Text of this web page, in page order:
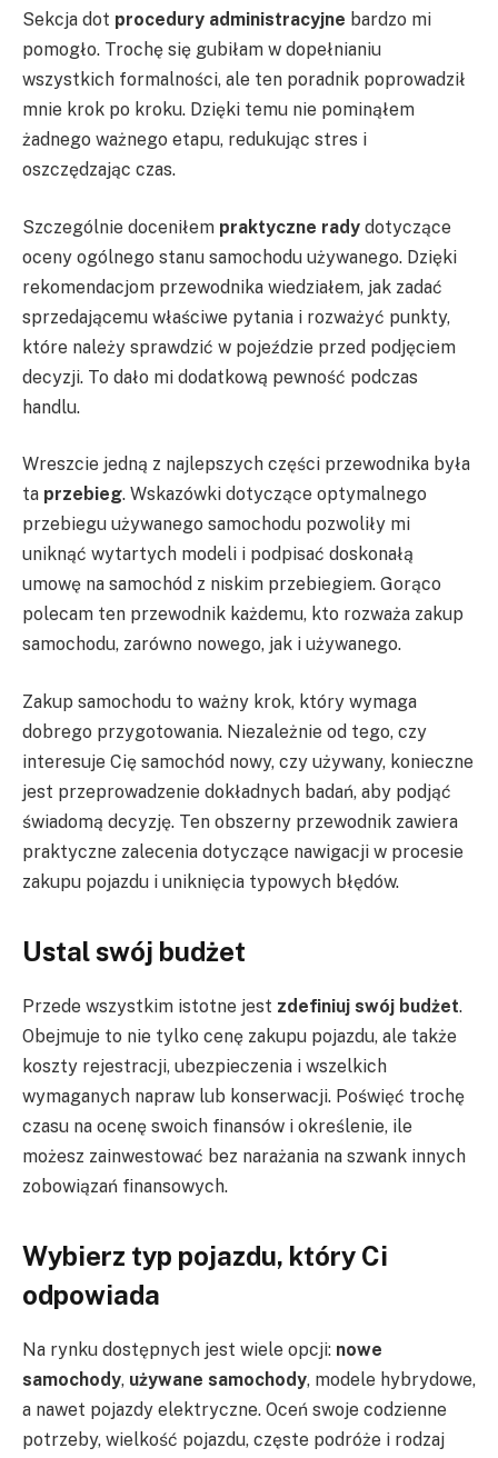
Sekcja dot procedury administracyjne bardzo mi
pomogło. Trochę się gubiłam w dopełnianiu
wszystkich formalności, ale ten poradnik poprowadził
mnie krok po kroku. Dzięki temu nie pominąłem
żadnego ważnego etapu, redukując stres i
oszczędzając czas.
Szczególnie doceniłem praktyczne rady dotyczące
oceny ogólnego stanu samochodu używanego. Dzięki
rekomendacjom przewodnika wiedziałem, jak zadać
sprzedającemu właściwe pytania i rozważyć punkty,
które należy sprawdzić w pojeździe przed podjęciem
decyzji. To dało mi dodatkową pewność podczas
handlu.
Wreszcie jedną z najlepszych części przewodnika była
ta przebieg. Wskazówki dotyczące optymalnego
przebiegu używanego samochodu pozwoliły mi
uniknąć wytartych modeli i podpisać doskonałą
umowę na samochód z niskim przebiegiem. Gorąco
polecam ten przewodnik każdemu, kto rozważa zakup
samochodu, zarówno nowego, jak i używanego.
Zakup samochodu to ważny krok, który wymaga
dobrego przygotowania. Niezależnie od tego, czy
interesuje Cię samochód nowy, czy używany, konieczne
jest przeprowadzenie dokładnych badań, aby podjąć
świadomą decyzję. Ten obszerny przewodnik zawiera
praktyczne zalecenia dotyczące nawigacji w procesie
zakupu pojazdu i uniknięcia typowych błędów.
Ustal swój budżet
Przede wszystkim istotne jest zdefiniuj swój budżet.
Obejmuje to nie tylko cenę zakupu pojazdu, ale także
koszty rejestracji, ubezpieczenia i wszelkich
wymaganych napraw lub konserwacji. Poświęć trochę
czasu na ocenę swoich finansów i określenie, ile
możesz zainwestować bez narażania na szwank innych
zobowiązań finansowych.
Wybierz typ pojazdu, który Ci
odpowiada
Na rynku dostępnych jest wiele opcji: nowe
samochody, używane samochody, modele hybrydowe,
a nawet pojazdy elektryczne. Oceń swoje codzienne
potrzeby, wielkość pojazdu, częste podróże i rodzaj